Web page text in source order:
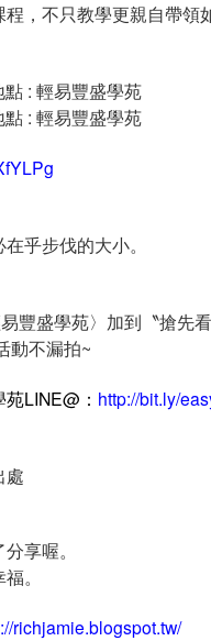
程，不只教學更親自帶領
: 輕易豐盛學苑
: 輕易豐盛學苑
乎步伐的大小。
豐盛學苑〉加到〝搶先
動不漏拍~
LINE@： http://bit.ly/
處
享喔。
。
richjamie.blogspot.tw/